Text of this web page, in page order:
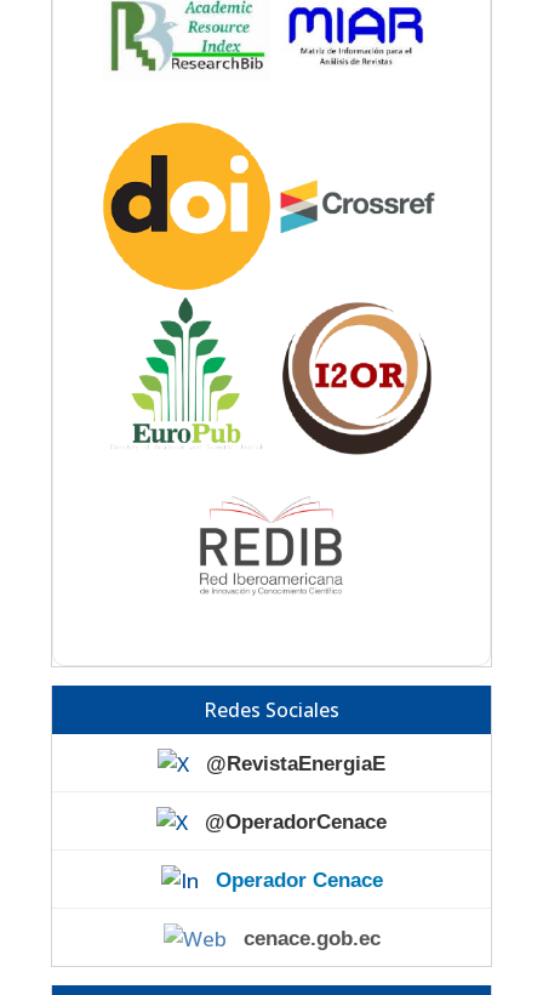
Redes Sociales
@RevistaEnergiaE
@OperadorCenace
Operador Cenace
cenace.gob.ec